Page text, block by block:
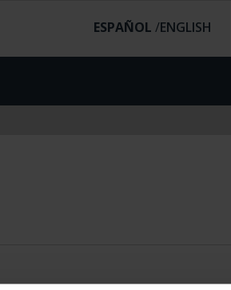
ESPAÑOL /